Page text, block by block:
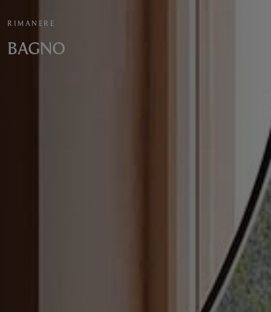
RIMANERE
BAGNO